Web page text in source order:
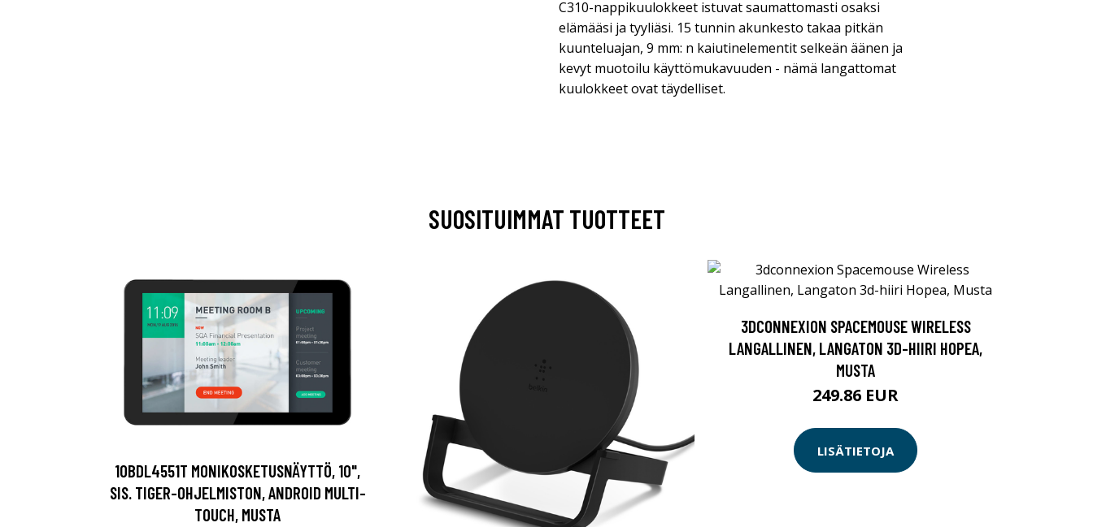
C310-nappikuulokkeet istuvat saumattomasti osaksi
elämääsi ja tyyliäsi. 15 tunnin akunkesto takaa pitkän
kuunteluajan, 9 mm: n kaiutinelementit selkeän äänen ja
kevyt muotoilu käyttömukavuuden - nämä langattomat
kuulokkeet ovat täydelliset.
SUOSITUIMMAT TUOTTEET
10BDL4551T MONIKOSKETUSNÄYTTÖ, 10",
SIS. TIGER-OHJELMISTON, ANDROID MULTI-
TOUCH, MUSTA
3DCONNEXION SPACEMOUSE WIRELESS
LANGALLINEN, LANGATON 3D-HIIRI HOPEA,
MUSTA
249.86 EUR
LISÄTIETOJA